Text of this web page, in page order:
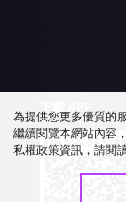
為提供您更多優質的
繼續閱覽本網站內容
私權政策資訊，請閱